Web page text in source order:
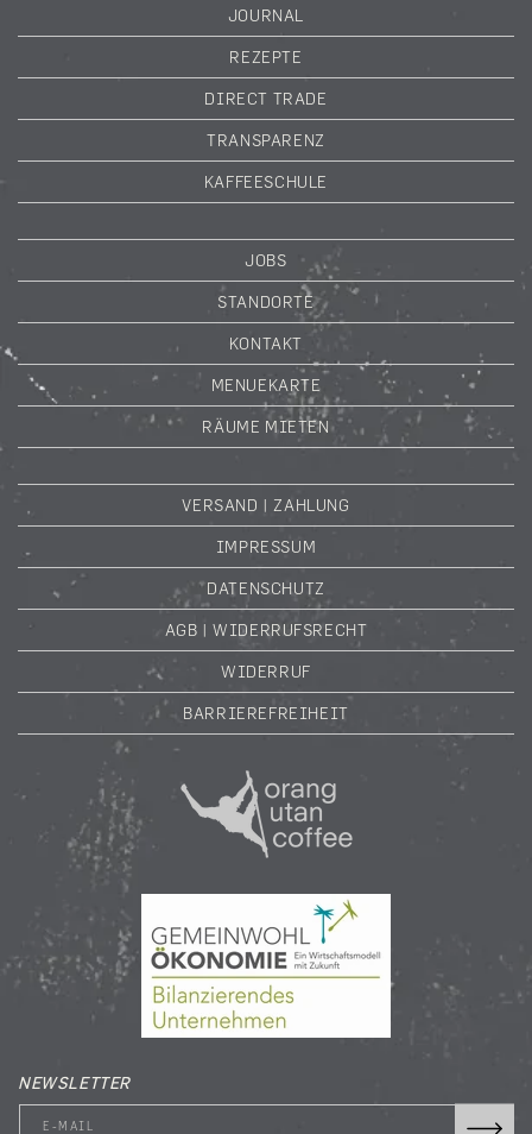
JOURNAL
REZEPTE
DIRECT TRADE
TRANSPARENZ
KAFFEESCHULE
JOBS
STANDORTE
KONTAKT
MENUEKARTE
RÄUME MIETEN
VERSAND | ZAHLUNG
IMPRESSUM
DATENSCHUTZ
AGB | WIDERRUFSRECHT
WIDERRUF
BARRIEREFREIHEIT
NEWSLETTER
E-MAIL